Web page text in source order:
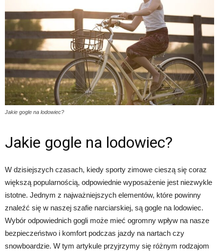
Jakie gogle na lodowiec?
Jakie gogle na lodowiec?
W dzisiejszych czasach, kiedy sporty zimowe cieszą się coraz
większą popularnością, odpowiednie wyposażenie jest niezwykle
istotne. Jednym z najważniejszych elementów, które powinny
znaleźć się w naszej szafie narciarskiej, są gogle na lodowiec.
Wybór odpowiednich gogli może mieć ogromny wpływ na nasze
bezpieczeństwo i komfort podczas jazdy na nartach czy
snowboardzie. W tym artykule przyjrzymy się różnym rodzajom